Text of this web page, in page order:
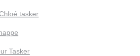
tasker
Tasker